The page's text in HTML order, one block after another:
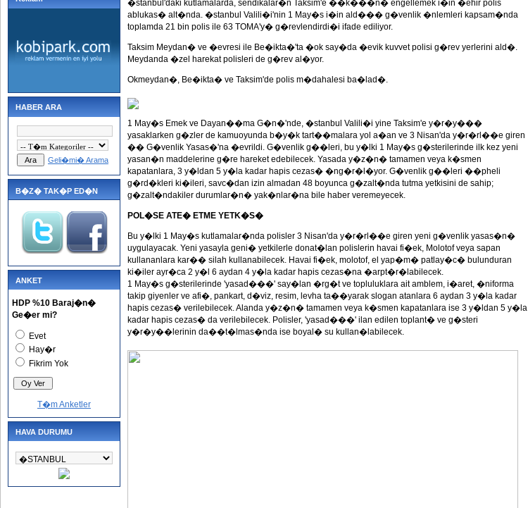
HABER ARA
Geli�mi� Arama
B�Z� TAK�P ED�N
ANKET
HDP %10 Baraj�n�
Ge�er mi?
Evet
Hay�r
Fikrim Yok
T�m Anketler
HAVA DURUMU
�stanbul'daki kutlamalarda, sendikalar�n Taksim'e ��k���n� engellemek i�in �ehir polis
ablukas� alt�nda. �stanbul Valili�i'nin 1 May�s i�in ald��� g�venlik �nlemleri kapsam�nda
toplamda 21 bin polis ile 63 TOMA'y� g�revlendirdi�i ifade ediliyor.
Taksim Meydan� ve �evresi ile Be�ikta�'ta �ok say�da �evik kuvvet polisi g�rev yerlerini ald�.
Meydanda �zel harekat polisleri de g�rev al�yor.
Okmeydan�, Be�ikta� ve Taksim'de polis m�dahalesi ba�lad�.
1 May�s Emek ve Dayan��ma G�n�'nde, �stanbul Valili�i yine Taksim'e y�r�y���
yasaklarken g�zler de kamuoyunda b�y�k tart��malara yol a�an ve 3 Nisan'da y�r�rl��e giren
�� G�venlik Yasas�'na �evrildi. G�venlik g��leri, bu y�lki 1 May�s g�sterilerinde ilk kez yeni
yasan�n maddelerine g�re hareket edebilecek. Yasada y�z�n� tamamen veya k�smen
kapatanlara, 3 y�ldan 5 y�la kadar hapis cezas� �ng�r�l�yor. G�venlik g��leri ��pheli
g�rd�kleri ki�ileri, savc�dan izin almadan 48 boyunca g�zalt�nda tutma yetkisini de sahip;
g�zalt�ndakiler durumlar�n� yak�nlar�na bile haber veremeyecek.
POL�SE ATE� ETME YETK�S�
Bu y�lki 1 May�s kutlamalar�nda polisler 3 Nisan'da y�r�rl��e giren yeni g�venlik yasas�n�
uygulayacak. Yeni yasayla geni� yetkilerle donat�lan polislerin havai fi�ek, Molotof veya sapan
kullananlara kar�� silah kullanabilecek. Havai fi�ek, molotof, el yap�m� patlay�c� bulunduran
ki�iler ayr�ca 2 y�l 6 aydan 4 y�la kadar hapis cezas�na �arpt�r�labilecek.
1 May�s g�sterilerinde 'yasad���' say�lan �rg�t ve topluluklara ait amblem, i�aret, �niforma
takip giyenler ve afi�, pankart, d�viz, resim, levha ta��yarak slogan atanlara 6 aydan 3 y�la kadar
hapis cezas� verilebilecek. Alanda y�z�n� tamamen veya k�smen kapatanlara ise 3 y�ldan 5 y�la
kadar hapis cezas� da verilebilecek. Polisler, 'yasad���' ilan edilen toplant� ve g�steri
y�r�y��lerinin da��t�lmas�nda ise boyal� su kullan�labilecek.